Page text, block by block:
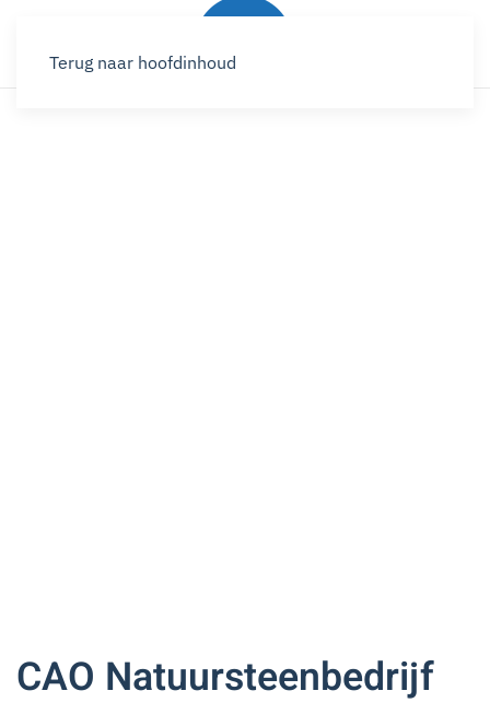
Terug naar hoofdinhoud
CAO Natuursteenbedrijf